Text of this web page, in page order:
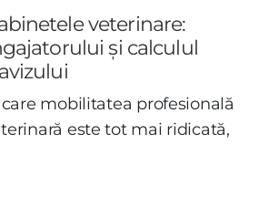
veterinare:
și calculul
mobilitatea profesională
este tot mai ridicată,